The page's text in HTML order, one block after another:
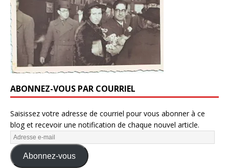
ABONNEZ-VOUS PAR COURRIEL
Saisissez votre adresse de courriel pour vous abonner à ce
blog et recevoir une notification de chaque nouvel article.
Abonnez-vous